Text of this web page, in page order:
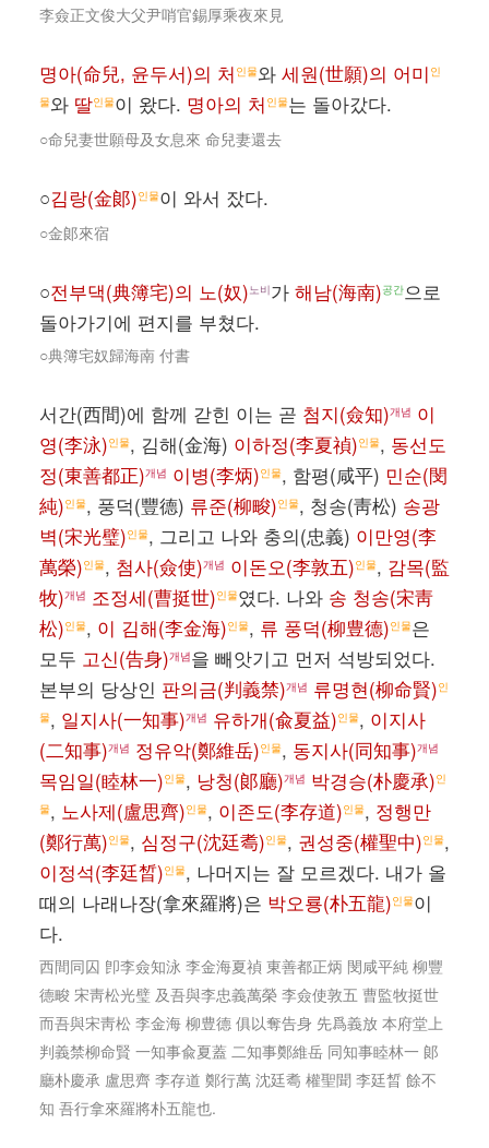
李僉正文俊大父尹哨官錫厚乘夜來見
명아(命兒, 윤두서)의 처 인물와 세원(世願)의 어미 인
물와 딸인물이 왔다. 명아의 처 인물는 돌아갔다.
○命兒妻世願母及女息來 命兒妻還去
○김랑(金郞)인물이 와서 잤다.
○金郞來宿
○전부댁(典簿宅)의 노(奴)노비가 해남(海南)공간으로
돌아가기에 편지를 부쳤다.
○典簿宅奴歸海南 付書
서간(西間)에 함께 갇힌 이는 곧 첨지(僉知)개념 이
영(李泳)인물, 김해(金海) 이하정(李夏禎)인물, 동선도
정(東善都正)개념 이병(李炳)인물, 함평(咸平) 민순(閔
純)인물, 풍덕(豐德) 류준(柳畯)인물, 청송(靑松) 송광
벽(宋光璧)인물, 그리고 나와 충의(忠義) 이만영(李
萬榮)인물, 첨사(僉使)개념 이돈오(李敦五)인물, 감목(監
牧)개념 조정세(曹挺世)인물였다. 나와 송 청송(宋靑
松)인물, 이 김해(李金海)인물, 류 풍덕(柳豊德)인물은
모두 고신(告身)개념을 빼앗기고 먼저 석방되었다.
본부의 당상인 판의금(判義禁)개념 류명현(柳命賢)인
물, 일지사(一知事)개념 유하개(兪夏益)인물, 이지사
(二知事)개념 정유악(鄭維岳)인물, 동지사(同知事)개념
목임일(睦林一)인물, 낭청(郞廳)개념 박경승(朴慶承)인
물, 노사제(盧思齊)인물, 이존도(李存道)인물, 정행만
(鄭行萬)인물, 심정구(沈廷耈)인물, 권성중(權聖中)인물,
이정석(李廷晳)인물, 나머지는 잘 모르겠다. 내가 올
때의 나래나장(拿來羅將)은 박오룡(朴五龍)인물이
다.
西間同囚 卽李僉知泳 李金海夏禎 東善都正炳 閔咸平純 柳豐
德畯 宋靑松光璧 及吾與李忠義萬榮 李僉使敦五 曹監牧挺世
而吾與宋靑松 李金海 柳豊德 俱以奪告身 先爲義放 本府堂上
判義禁柳命賢 一知事兪夏蓋 二知事鄭維岳 同知事睦林一 郞
廳朴慶承 盧思齊 李存道 鄭行萬 沈廷耈 權聖聞 李廷晳 餘不
知 吾行拿來羅將朴五龍也.